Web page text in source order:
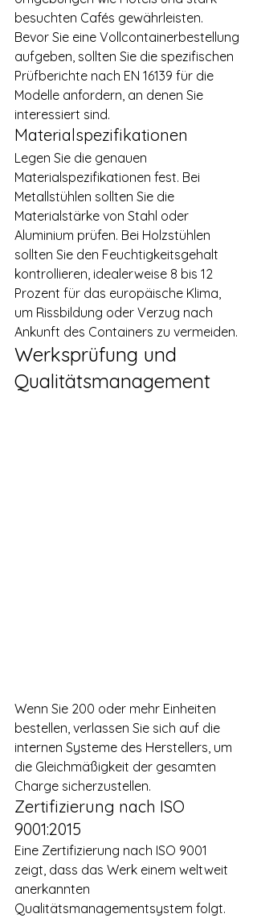
besuchten Cafés gewährleisten.
Bevor Sie eine Vollcontainerbestellung
aufgeben, sollten Sie die spezifischen
Prüfberichte nach EN 16139 für die
Modelle anfordern, an denen Sie
interessiert sind.
Materialspezifikationen
Legen Sie die genauen
Materialspezifikationen fest. Bei
Metallstühlen sollten Sie die
Materialstärke von Stahl oder
Aluminium prüfen. Bei Holzstühlen
sollten Sie den Feuchtigkeitsgehalt
kontrollieren, idealerweise 8 bis 12
Prozent für das europäische Klima,
um Rissbildung oder Verzug nach
Ankunft des Containers zu vermeiden.
Werksprüfung und
Qualitätsmanagement
Wenn Sie 200 oder mehr Einheiten
bestellen, verlassen Sie sich auf die
internen Systeme des Herstellers, um
die Gleichmäßigkeit der gesamten
Charge sicherzustellen.
Zertifizierung nach ISO
9001:2015
Eine Zertifizierung nach ISO 9001
zeigt, dass das Werk einem weltweit
anerkannten
Qualitätsmanagementsystem folgt.